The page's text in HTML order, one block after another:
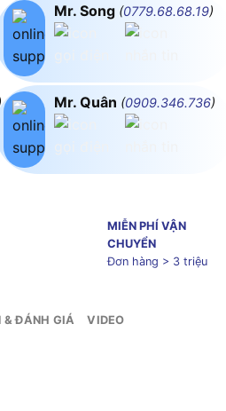
Mr. Song (0779.68.68.19)
Mr. Quân (0909.346.736)
MIỄN PHÍ VẬN
CHUYỂN
Đơn hàng > 3 triệu
& ĐÁNH GIÁ VIDEO